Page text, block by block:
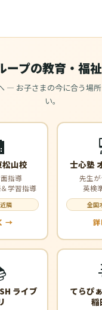
ープの教育・福
— お子さまの今に合う場
い。
山校
指導
学習指導
隣
→
士心塾
先生
英検
全国
ライブ
てらぴ
稲